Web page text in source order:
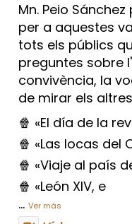
Mn. Peio
per a aquestes
tots els públics
preguntes sobre
convivència, la
de mirar els
🍿 «El día de la
🍿 «Las locas del
🍿 «Viaje al país
🍿 «León XIV, e
... Ver más